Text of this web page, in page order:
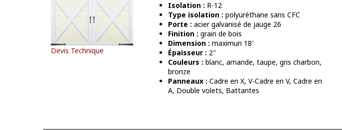
Devis Technique
Isolation : R-12
Type isolation : polyuréthane sans CFC
Porte : acier galvanisé de jauge 26
Finition : grain de bois
Dimension : maximun 18′
Épaisseur : 2″
Couleurs : blanc, amande, taupe, gris charbon,
bronze
Panneaux : Cadre en X, V-Cadre en V, Cadre en
A, Double volets, Battantes